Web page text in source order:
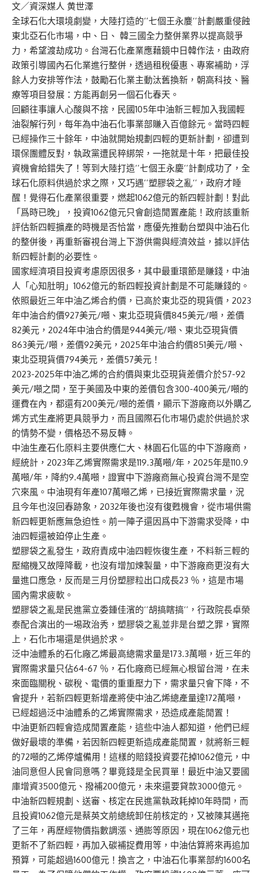
文／資深媒人 黄世澤
全球石化大環境劇變，大陸打造的‘’七個王永𪊴‘’計劃嚴重侵蝕
東北亞石化市場，中、日、 韓三國全力整併業界以提高競爭
力，希望渡劫成功。台灣石化產業應藉鏡中日韓作法，由政府
政策引導國內石化業進行整併，透過租稅優惠、專案補助，浮
餘人力安排等作法，鼓勵石化業主動汰舊換新，朝高科技、醫
療等項目發展：方能再創另一個石化春天。
回顧往事讓人心酸與不捨，民國105年中油新三輕加入我國輕
油裂解行列，每年為中油石化事業部賺入百億餘元。當時四輕
已經操作三十餘年，中油就開始規劃四輕的更新計劃，卻遭到
環保團體反對，執政黨遭民粹綁架，一拖就是十年，把最佳投
資機會給錯失了！等到大陸打造‘’七個王永慶‘’計劃成功了，全
球石化原料供過於求之際，又巧遇‘’塑膠袋之亂‘’，政府才睡
醒！覺得石化產業很重要，燃起1062億元的新四輕計劃！對此
「爲時已晚」，投資1062億元只會創造閒置產能！政府該重新
評估新四輕擴產的時機是否恰當，應優先推動台塑與中油石化
的整併後，再重新審視台灣上下游供需與經濟效益，據以評估
新四輕計劃的必要性。
國家經濟項目投資考慮原因很多，其中最重環節是賺錢，中油
人「心知肚明」1062億元的新四輕投資計劃是不可能賺錢的。
依照最近三年中油乙烯合約價，已高於東北亞的現貨價，2023
年中油合約價927美元/噸、東北亞現貨價845美元/噸，差價
82美元，2024年中油合約價是944美元/噸、東北亞現貨價
863美元/噸，差價92美元，2025年中油合約價851美元/噸、
東北亞現貨價794美元，差價57美元！
2023-2025年中油乙烯的合約價與東北亞現貨差價介於57-92
美元/噸之間，至于美國及中東的差價包含300-400美元/噸的
運費在內，都還有200美元/噸的差價，顯示下游廠商以外購乙
烯方式生產將更具競爭力，而且國際石化市場仍處於供過於求
的情勢不變，價格恐不易反轉。
中油生產石化原料主要供應仁大、林園石化區的中下游廠商，
經統計，2023年乙烯實際需求是119.3萬噸/年，2025年是110.9
萬噸/年，降約9.4萬噸，證實中下游廠商無心投資台灣不是空
穴來風。中油現有年產107萬噸乙烯，已接近實際需求量，況
且今年也沒回春跡象，2032年後也沒有復甦機會，從市場供需
新四輕更新應無急迫性。前一陣子還因爲中下游需求受降，中
油四輕還被廹停止生產。
塑膠袋之亂發生，政府責成中油四輕恢復生產，不料新三輕的
壓縮機又故障降載，也沒有增加煉製量，中下游廠商更沒有大
量進口應急，反而是三月份塑膠粒出口成長23 ％，這是市場
國內需求疲軟。
塑膠袋之亂是民進黨立委鍾佳濱的‘’胡搞瞎搞‘’，行政院長卓榮
泰配合演出的一埸政治秀，塑膠袋之亂並非是台塑之罪，實際
上，石化市場還是供過於求。
泛中油體系的石化廠乙烯最高總需求量是173.3萬噸，近三年的
實際需求量只佔64-67 ％，石化廠商已經無心根留台灣，在未
來面臨關稅、碳稅、電價的重重壓力下，需求量只會下降，不
會提升，若新四輕更新增產將使中油乙烯總產量達172萬噸，
已經超過泛中油體系的乙烯實際需求，恐造成產能閒置！
中油更新四輕會造成閒置產能，這些中油人都知道，他們已經
做好最壞的準備，若因新四輕更新造成產能閒置，就將新三輕
的72噸的乙烯停爐備用！這樣的賠錢投資要花掉1062億元，中
油同意但人民會同意嗎？畢竟錢是全民買單！最近中油又要國
庫增資3500億元、撥補200億元，未來還要貸款3000億元。
中油新四輕規劃、送審、核定在民進黨執政耗掉10年時間，而
且投資1062億元是蔡英文前總統卸任前核定的，又被陳其邁拖
了三年，再歷經物價指數調漲、通膨等原因，現在1062億元也
更新不了新四輕，再加入碳補捉費用等，中油估算將來再追加
預算，可能超過1600億元！換言之，中油石化事業部約1600名